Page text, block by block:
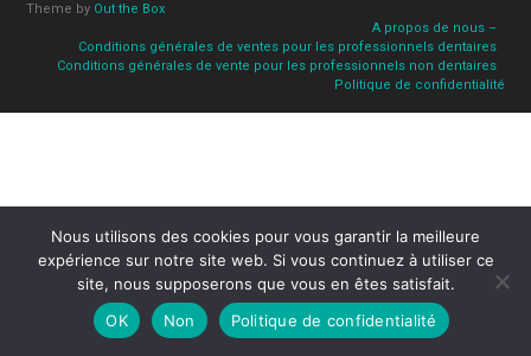
Theme by Out the Box
A propos de nous –
Conditions générales de ventes pour les professionnels dentaires
Conditions générales de vente pour les professionnels non dentaires
Politique de confidentialité
Nous utilisons des cookies pour vous garantir la meilleure
expérience sur notre site web. Si vous continuez à utiliser ce
site, nous supposerons que vous en êtes satisfait.
OK
Non Politique de confidentialité